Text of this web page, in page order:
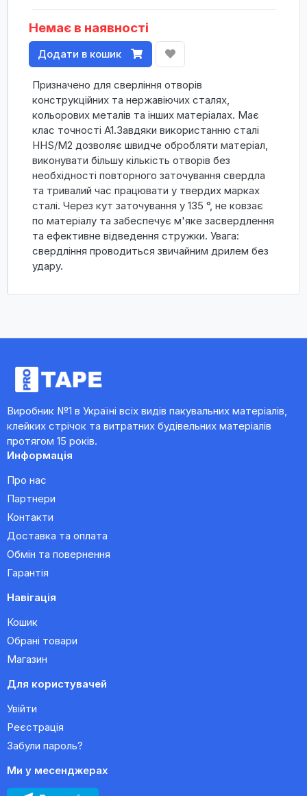
Немає в наявності
Додати в кошик
Призначено для сверління отворів
конструкційних та нержавіючих сталях,
кольорових металів та інших матеріалах. Має
клас точності А1.Завдяки використанню сталі
HHS/M2 дозволяє швидче обробляти матеріал,
виконувати більшу кількість отворів без
необхідності повторного заточування свердла
та тривалий час працювати у твердих марках
сталі. Через кут заточування у 135 °, не ковзає
по матеріалу та забеспечує м'яке засвердлення
та ефективне відведення стружки. Увага:
свердління проводиться звичайним дрилем без
удару.
Виробник №1 в Україні всіх видів пакувальних матеріалів,
клейких стрічок та витратних будівельних матеріалів
протягом 15 років.
Информація
Про нас
Партнери
Контакти
Доставка та оплата
Обмін та повернення
Гарантія
Навігація
Кошик
Обрані товари
Магазин
Для користувачей
Увійти
Реєстрація
Забули пароль?
Ми у месенджерах